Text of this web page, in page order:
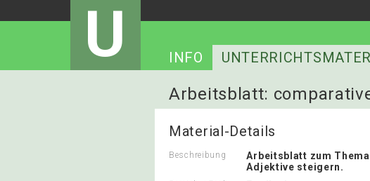
U INFO
Arbeitsblatt:
Material-Details
Beschreibung
Arbeitsblatt zum Thema
Adjektive steigern.